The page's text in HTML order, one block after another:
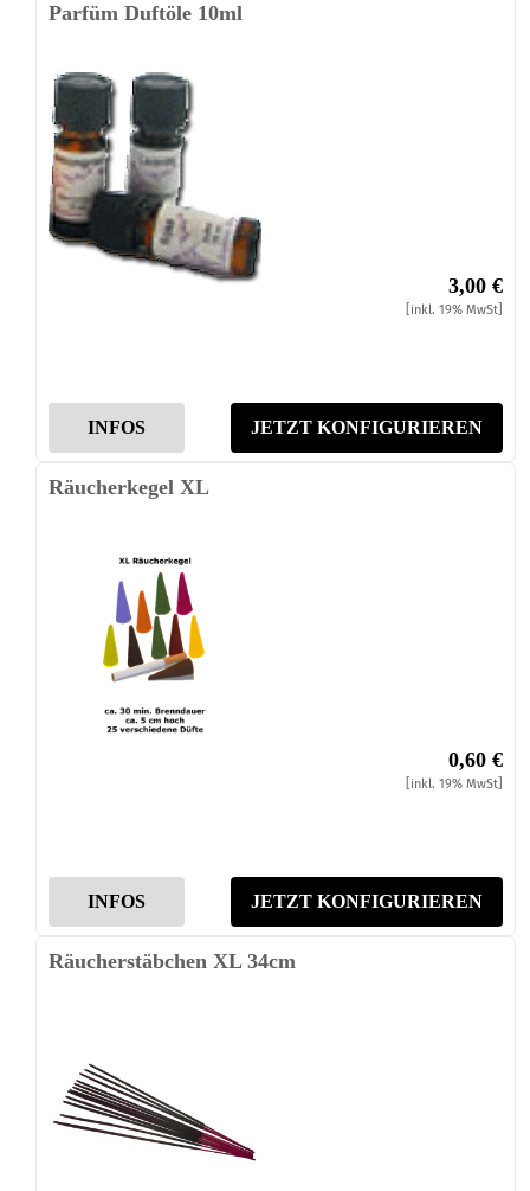
Parfüm Duftöle 10ml
3,00 €
[inkl. 19% MwSt]
INFOS JETZT KONFIGURIEREN
Räucherkegel XL
0,60 €
[inkl. 19% MwSt]
INFOS JETZT KONFIGURIEREN
Räucherstäbchen XL 34cm